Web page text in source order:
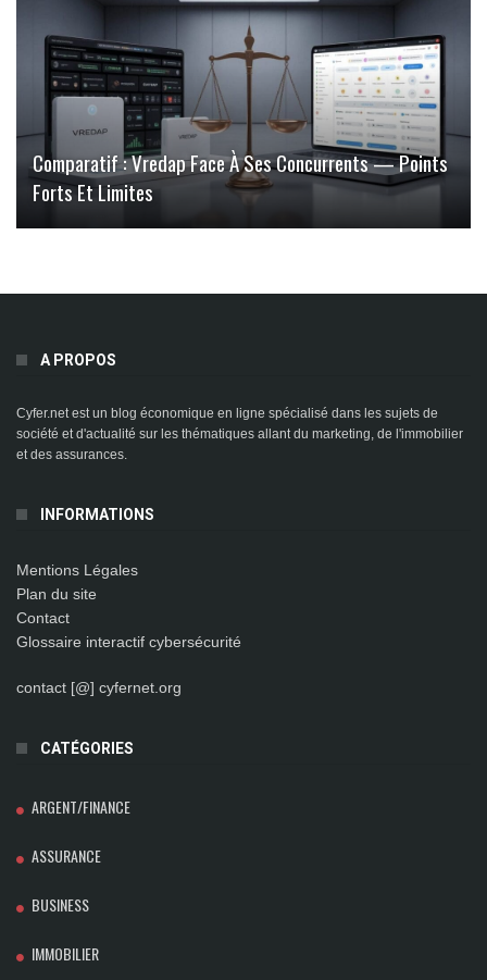
Comparatif : Vredap Face À Ses Concurrents — Points
Forts Et Limites
A PROPOS
Cyfer.net est un blog économique en ligne spécialisé dans les sujets de
société et d'actualité sur les thématiques allant du marketing, de l'immobilier
et des assurances.
INFORMATIONS
Mentions Légales
Plan du site
Contact
Glossaire interactif cybersécurité
contact [@] cyfernet.org
CATÉGORIES
ARGENT/FINANCE
ASSURANCE
BUSINESS
IMMOBILIER